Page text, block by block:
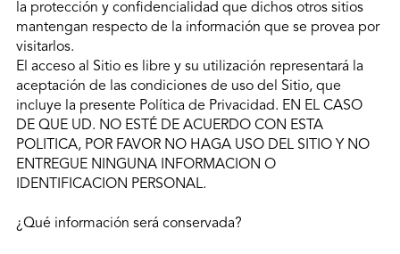
la protección y confidencialidad que dichos otros sitios
mantengan respecto de la información que se provea por
visitarlos.
El acceso al Sitio es libre y su utilización representará la
aceptación de las condiciones de uso del Sitio, que
incluye la presente Política de Privacidad. EN EL CASO
DE QUE UD. NO ESTÉ DE ACUERDO CON ESTA
POLITICA, POR FAVOR NO HAGA USO DEL SITIO Y NO
ENTREGUE NINGUNA INFORMACION O
IDENTIFICACION PERSONAL.
¿Qué información será conservada?